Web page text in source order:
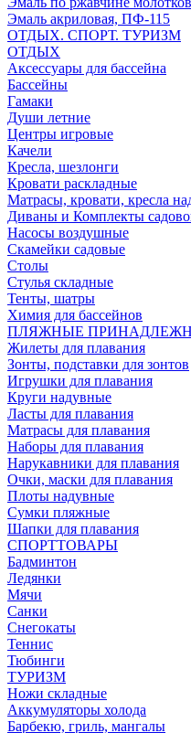
Эмаль акриловая, ПФ-115
ОТДЫХ. СПОРТ. ТУРИЗМ
ОТДЫХ
Аксессуары для бассейна
Бассейны
Гамаки
Души летние
Центры игровые
Качели
Кресла, шезлонги
Кровати раскладные
Матрасы, кровати, кресла
Диваны и Комплекты
Насосы воздушные
Скамейки садовые
Столы
Стулья складные
Тенты, шатры
Химия для бассейнов
ПЛЯЖНЫЕ
Жилеты для плавания
Зонты, подставки для зонтов
Игрушки для плавания
Круги надувные
Ласты для плавания
Матрасы для плавания
Наборы для плавания
Нарукавники для плавания
Очки, маски для плавания
Плоты надувные
Сумки пляжные
Шапки для плавания
СПОРТТОВАРЫ
Бадминтон
Ледянки
Мячи
Санки
Снегокаты
Теннис
Тюбинги
ТУРИЗМ
Ножи складные
Аккумуляторы холода
Барбекю, гриль, мангалы